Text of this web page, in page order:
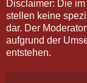
Disclaimer: Die
stellen keine
dar. Der
aufgrund der
entstehen.